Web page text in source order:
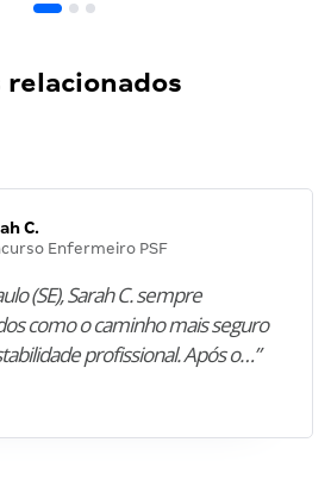
C.
Enfermeiro PSF
(SE), Sarah C. sempre
como o caminho mais seguro
profissional. Após o…”